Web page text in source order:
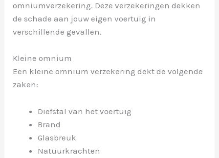
omniumverzekering. Deze verzekeringen dekken
de schade aan jouw eigen voertuig in
verschillende gevallen.
Kleine omnium
Een kleine omnium verzekering dekt de volgende
zaken:
Diefstal van het voertuig
Brand
Glasbreuk
Natuurkrachten